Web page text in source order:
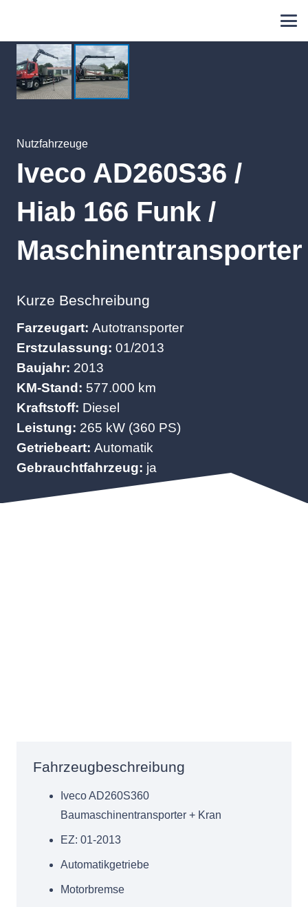
Nutzfahrzeuge
Iveco AD260S36 /
Hiab 166 Funk /
Maschinentransporter
Kurze Beschreibung
Farzeugart: Autotransporter
Erstzulassung: 01/2013
Baujahr: 2013
KM-Stand: 577.000 km
Kraftstoff: Diesel
Leistung: 265 kW (360 PS)
Getriebeart: Automatik
Gebrauchtfahrzeug: ja
Fahrzeugbeschreibung
Iveco AD260S360
Baumaschinentransporter + Kran
EZ: 01-2013
Automatikgetriebe
Motorbremse